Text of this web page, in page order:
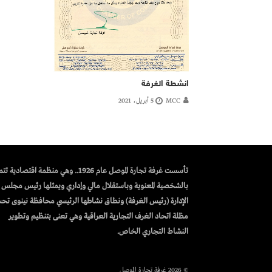
انشطة الغرفة
MCC 5 أبريل، 2021
تأسست غرفة تجارة الموصل عام 1926.. وهي منظمة
بالشخصية المعنوية وباستقلال مالي وإداري ويمثلها رئيس مجلس
الإدارة (رئيس الغرفة) ونطاق نشاطها الرئيسي محافظة نينوى
مظلة اتحاد الغرف التجارية العراقية وهي تعنى بتنظيم وتطوير
النشاط التجاري الخاص.
© 2026 غرفة تجارة الموصل